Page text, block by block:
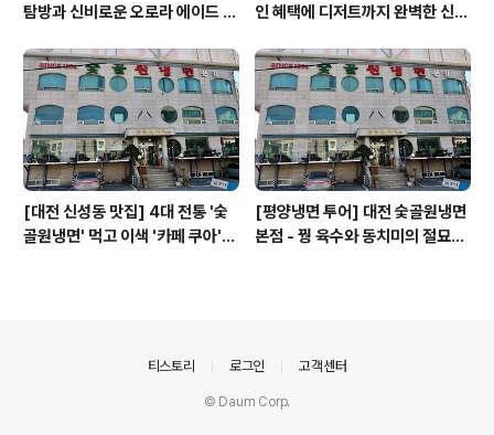
탐방과 신비로운 오로라 에이드 체
인 혜택에 디저트까지 완벽한 신성
[대전 신성동 맛집] 4대 전통 '숯
골원냉면' 먹고 이색 '카페 쿠아'로
[평양냉면 투어] 대전 숯골원냉면
본점 - 꿩 육수와 동치미의 절묘한
티스토리 로그인 고객센터
© Daum Corp.